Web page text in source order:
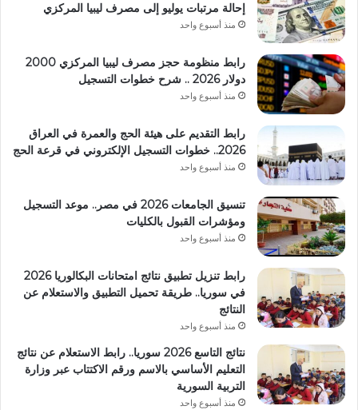
إحالة مرتبات يوليو إلى مصرف ليبيا المركزي
منذ أسبوع واحد
رابط منظومة حجز مصرف ليبيا المركزي 2000
دولار 2026 .. شرح خطوات التسجيل
منذ أسبوع واحد
رابط التقديم على هيئة الحج والعمرة في العراق
2026.. خطوات التسجيل الإلكتروني في قرعة الحج
منذ أسبوع واحد
تنسيق الجامعات 2026 في مصر.. موعد التسجيل
ومؤشرات القبول بالكليات
منذ أسبوع واحد
رابط تنزيل تطبيق نتائج امتحانات البكالوريا 2026
في سوريا.. طريقة تحميل التطبيق والاستعلام عن
النتائج
منذ أسبوع واحد
نتائج التاسع 2026 سوريا.. رابط الاستعلام عن نتائج
التعليم الأساسي بالاسم ورقم الاكتتاب عبر وزارة
التربية السورية
منذ أسبوع واحد